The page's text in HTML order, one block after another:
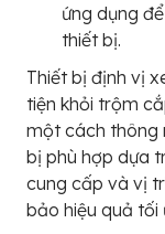
ứng dụng
thiết bị.
Thiết bị định vị
tiện khỏi trộm
một cách thông
bị phù hợp dựa
cung cấp và vị
bảo hiệu quả tối